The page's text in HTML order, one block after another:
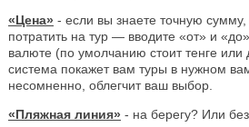
«Цена» - если вы знаете точную
потратить на тур — вводите «от» и
валюте (по умолчанию стоит тенге
система покажет вам туры в нужном
несомненно, облегчит ваш выбор.
«Пляжная линия» - на берегу? Или